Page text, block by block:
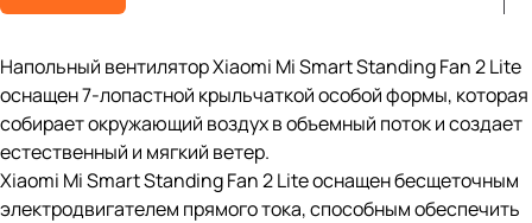
Напольный вентилятор Xiaomi Mi Smart Standing Fan 2 Lite
оснащен 7-лопастной крыльчаткой особой формы, которая
собирает окружающий воздух в объемный поток и создает
естественный и мягкий ветер.
Xiaomi Mi Smart Standing Fan 2 Lite оснащен бесщеточным
электродвигателем прямого тока, способным обеспечить